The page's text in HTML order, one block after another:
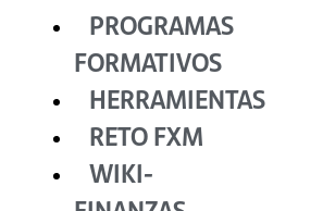
PROGRAMAS
FORMATIVOS
HERRAMIENTAS
RETO FXM
WIKI-